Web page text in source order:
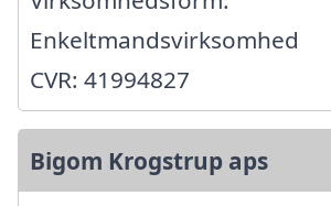
Enkeltmandsvirksomhed
CVR: 41994827
Bigom Krogstrup aps